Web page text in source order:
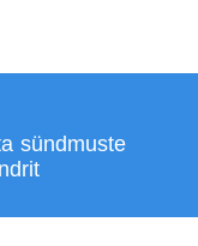
sündmuste